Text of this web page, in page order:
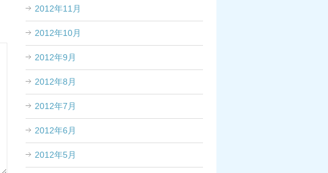
2012年11月
2012年10月
2012年9月
2012年8月
2012年7月
2012年6月
2012年5月